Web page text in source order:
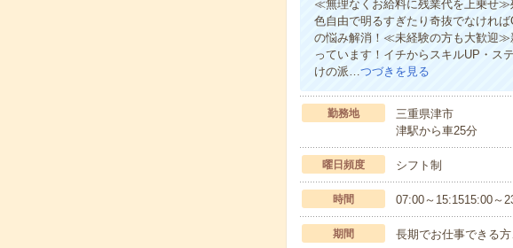
≪無理なくお給料に残業代を上乗せ
色自由で明るすぎたり奇抜でなけれ
の悩み解消！≪未経験の方も大歓迎≫
っています！イチからスキルUP・
けの派…つづきを見る
勤務地
三重県津市
津駅から車25分
曜日頻度 シフト制
時間 07:00～15:1515:00～
期間 長期でお仕事できる方